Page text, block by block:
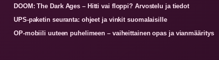
DOOM: The Dark Ages – Hitti vai floppi? Arvostelu ja tiedot
UPS-paketin seuranta: ohjeet ja vinkit suomalaisille
OP-mobiili uuteen puhelimeen – vaiheittainen opas ja vianmääritys